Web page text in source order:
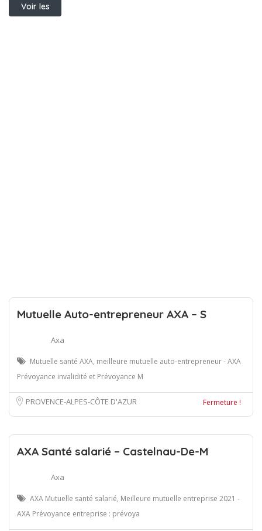
Voir les
Mutuelle Auto-entrepreneur AXA – S
Axa
Mutuelle santé AXA, meilleure mutuelle auto-entrepreneur - AXA
Prévoyance invalidité et Prévoyance M
PROVENCE-ALPES-CÔTE D'AZUR Fermeture !
AXA Santé salarié – Castelnau-De-M
Axa
AXA Mutuelle santé salarié, Meilleure mutuelle entreprise 2021 -
AXA Prévoyance entreprise : prévoya